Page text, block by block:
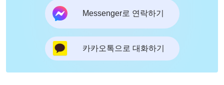
Messenger로 연락하기
카카오톡으로 대화하기